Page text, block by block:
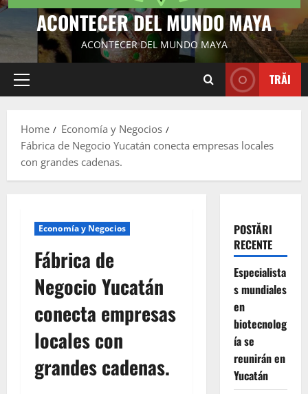
ACONTECER DEL MUNDO MAYA
ACONTECER DEL MUNDO MAYA
Primary
TRĂI
Home
Economía y Negocios
Fábrica de Negocio Yucatán conecta empresas locales
con grandes cadenas.
Economía y Negocios
Fábrica de
Negocio Yucatán
conecta empresas
locales con
grandes cadenas.
POSTĂRI
RECENTE
Especialista
s mundiales
en
biotecnolog
ía se
reunirán en
Yucatán